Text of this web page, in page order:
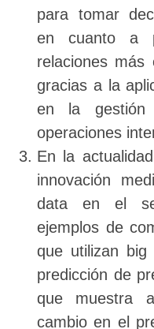
para tomar
en cuanto a
relaciones más
gracias a la
en la gestión
operaciones
En la
innovación
data en el
ejemplos de
que utilizan
predicción de
que muestra
cambio en el